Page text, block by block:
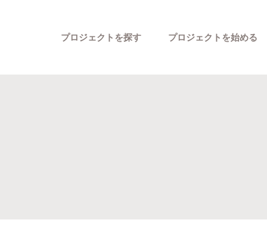
プロジェクトを探す プロジェクトを始める